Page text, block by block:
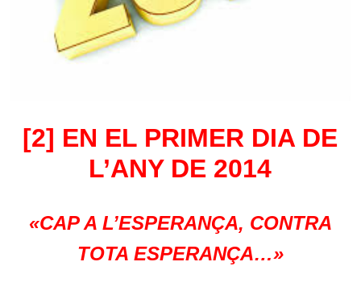
[2] EN EL PRIMER DIA DE
L’ANY DE 2014
«CAP A L’ESPERANÇA, CONTRA
TOTA ESPERANÇA…»